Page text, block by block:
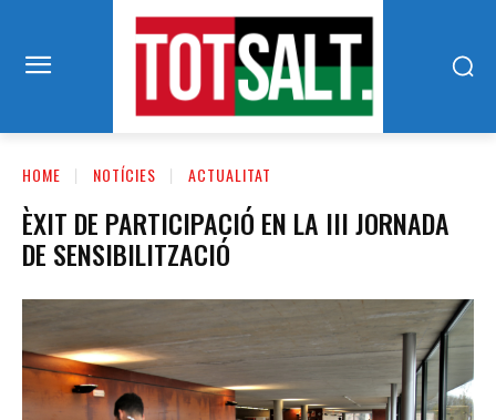
HOME NOTÍCIES ACTUALITAT
ÈXIT DE PARTICIPACIÓ EN LA III JORNADA
DE SENSIBILITZACIÓ